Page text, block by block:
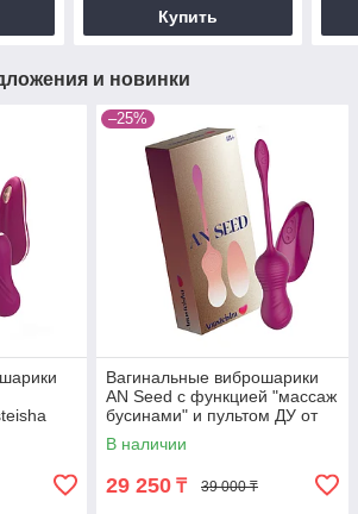
Купить
и новинки
–25%
Вагинальные виброшарики
AN Seed с функцией "массаж
бусинами" и пультом ДУ от
Anasteisha
В наличии
29 250 ₸ 39 000 ₸